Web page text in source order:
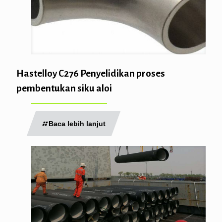
Hastelloy C276 Penyelidikan proses
pembentukan siku aloi
Baca lebih lanjut